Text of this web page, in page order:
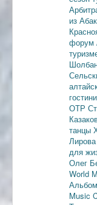
из
форум
ОТР
танцы
Лирова
для
Олег
World
Music